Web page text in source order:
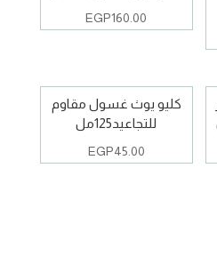
EGP160.00
كليو يوث غسول مقاوم
للتجاعيد125مل
EGP45.00